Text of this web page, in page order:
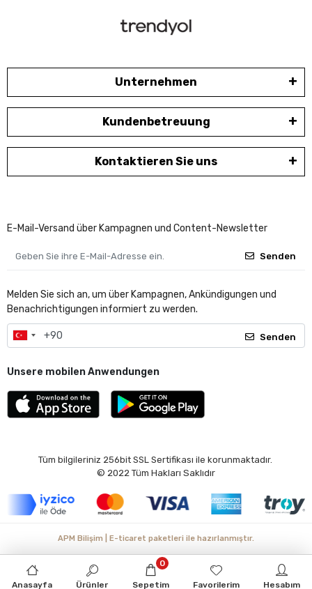
Unternehmen
Kundenbetreuung
Kontaktieren Sie uns
E-Mail-Versand über Kampagnen und Content-Newsletter
Senden
Melden Sie sich an, um über Kampagnen, Ankündigungen und
Benachrichtigungen informiert zu werden.
Senden
Unsere mobilen Anwendungen
Tüm bilgileriniz 256bit SSL Sertifikası ile korunmaktadır.
© 2022 Tüm Hakları Saklıdır
Anasayfa Ürünler Sepetim
0
Favorilerim Hesabım
APM Bilişim | E-ticaret paketleri ile hazırlanmıştır.